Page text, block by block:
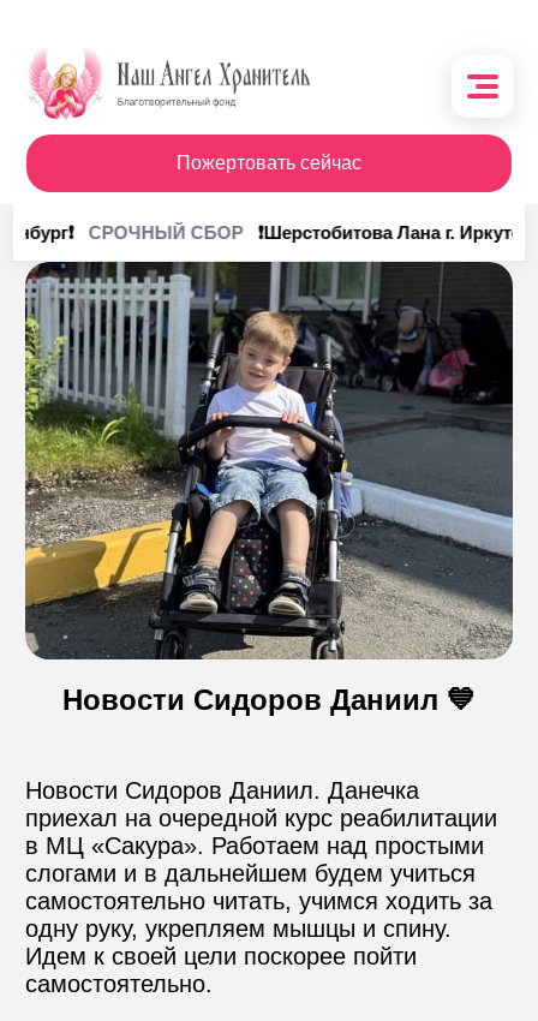
Пожертовать сейчас
О фонде
Поступления
Кому помочь
Кому помогли
Получить помощь
Сотрудничество
Контакты
Пожертвовать
телефон для связи
+74999610149
e-mail для связи
info@angel-help.ru
СРОЧНЫЙ СБОР ❗Шерстобитова Лана г. Иркутск❗
Новости Сидоров Даниил 💙
Новости Сидоров Даниил. Данечка
приехал на очередной курс реабилитации
в МЦ «Сакура». Работаем над простыми
слогами и в дальнейшем будем учиться
самостоятельно читать, учимся ходить за
одну руку, укрепляем мышцы и спину.
Идем к своей цели поскорее пойти
самостоятельно.